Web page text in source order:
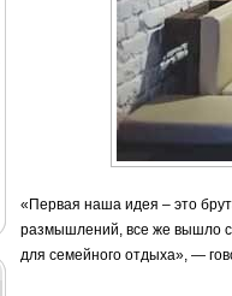
«Первая наша идея – это
размышлений, все же вышло
для семейного отдыха», —